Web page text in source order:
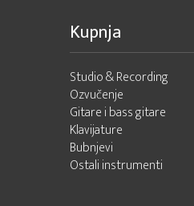
Kupnja
Studio & Recording
Ozvučenje
Gitare i bass gitare
Klavijature
Bubnjevi
Ostali instrumenti